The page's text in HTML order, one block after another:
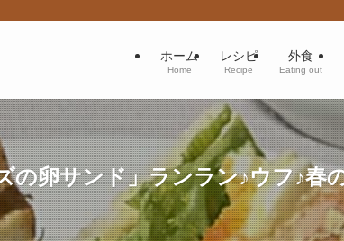
ホーム
Home
レシピ
Recipe
外食
Eating out
卵サンド」ランラン♪ウフ♪春